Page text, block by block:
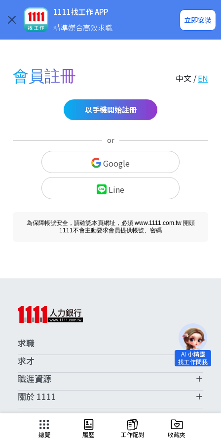
1111找工作 APP
精準媒合高效求職
立即安裝
企業求才
會員註冊 中文 /EN
以手機開始註冊
or
Google
Line
為保障帳號安全，請確認本頁網址，必須 www.1111.com.tw 開頭
1111不會主動要求會員提供帳號、密碼
求職
求才
職涯資源
關於 1111
求職服務中心
總覽 履歷 工作配對 收藏夾